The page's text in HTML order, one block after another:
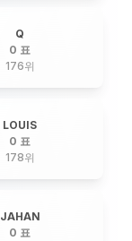
Q
0 표
176위
LOUIS
0 표
178위
JAHAN
0 표